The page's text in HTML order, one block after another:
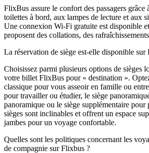
FlixBus assure le confort des passagers
toilettes à bord, aux lampes de lecture et aux
Une connexion Wi-Fi gratuite est disponible
proposent des collations, des
La réservation de siège est-elle disponible sur
Choisissez parmi plusieurs options de sièges
votre billet FlixBus pour « destination ».
classique pour vous asseoir en famille ou
pour travailler ou étudier, le siège
panoramique ou le siège supplémentaire pour
sièges sont inclinables et offrent un espace
jambes pour un voyage confortable.
Quelles sont les politiques concernant les
de compagnie sur Flixbus ?